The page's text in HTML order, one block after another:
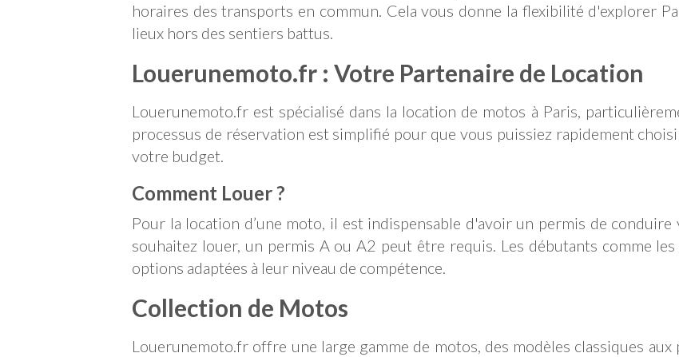
horaires des transports en commun. Cela vous donne la flexibilité d'explorer
lieux hors des sentiers battus.
Louerunemoto.fr : Votre Partenaire de Location
Louerunemoto.fr est spécialisé dans la location de motos à Paris,
processus de réservation est simplifié pour que vous puissiez rapidement
votre budget.
Comment Louer ?
Pour la location d’une moto, il est indispensable d'avoir un permis de
souhaitez louer, un permis A ou A2 peut être requis. Les débutants comme
options adaptées à leur niveau de compétence.
Collection de Motos
Louerunemoto.fr offre une large gamme de motos, des modèles classiques